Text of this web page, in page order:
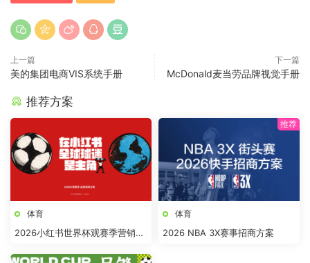
上一篇
美的集团电商VIS系统手册
下一篇
McDonald麦当劳品牌视觉手册
推荐方案
体育
2026小红书世界杯观赛季营销全
体育
2026 NBA 3X赛事招商方案